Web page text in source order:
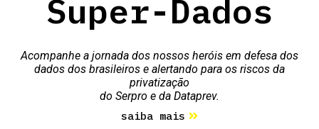
Super-Dados
Acompanhe a jornada dos nossos heróis em defesa dos
dados dos brasileiros e alertando para os riscos da
privatização
do Serpro e da Dataprev.
saiba mais